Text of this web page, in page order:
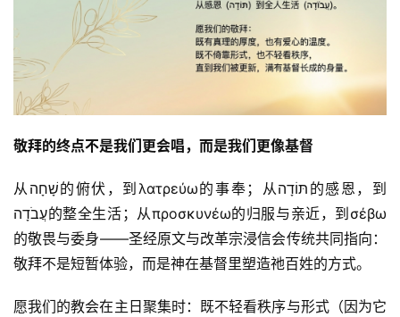
敬拜的终点不是我们更会唱，而是我们更像基督
从שָׁחָה的俯伏，到λατρεύω的事奉；从תּוֹדָה的感恩，到
עֲבֹדָה的整全生活；从προσκυνέω的归服与亲近，到σέβω
的敬畏与委身——圣经原文与改革宗浸信会传统共同指向：
敬拜不是短暂体验，而是神在基督里塑造祂百姓的方式。
愿我们的教会在主日聚集时：既不轻看秩序与形式（因为它